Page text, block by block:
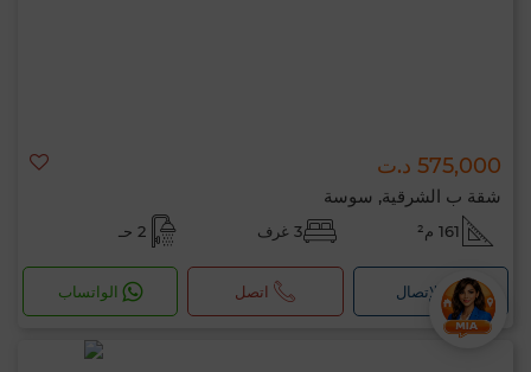
575,000 د.ت
شقة ب الشرقية, سوسة
161 م² 3 غرف 2 حـ
لإتصال اتصل الواتساب